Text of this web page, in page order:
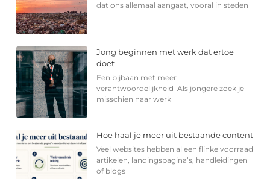
dat ons allemaal aangaat, vooral in steden
Jong beginnen met werk dat ertoe
doet
Een bijbaan met meer
verantwoordelijkheid Als jongere zoek je
misschien naar werk
Hoe haal je meer uit bestaande content
Veel websites hebben al een flinke voorraad
artikelen, landingspagina’s, handleidingen
of blogs